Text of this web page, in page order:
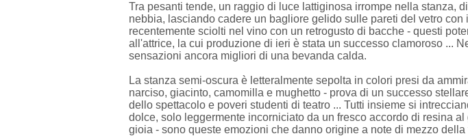
Tra pesanti tende, un raggio di luce lattiginosa irrompe nella stanza,
nebbia, lasciando cadere un bagliore gelido sulle pareti del vetro
recentemente sciolti nel vino con un retrogusto di bacche - questi
all'attrice, la cui produzione di ieri è stata un successo clamoroso ...
sensazioni ancora migliori di una bevanda calda.
La stanza semi-oscura è letteralmente sepolta in colori presi da
narciso, giacinto, camomilla e mughetto - prova di un successo
dello spettacolo e poveri studenti di teatro ... Tutti insieme si
dolce, solo leggermente incorniciato da un fresco accordo di resina
gioia - sono queste emozioni che danno origine a note di mezzo della